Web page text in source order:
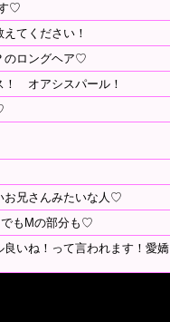
♡
えてください！
のロングヘア♡
！ オアシスパール！
お兄さんみたいな人♡
もMの部分も♡
良いね！って言われます！愛嬌